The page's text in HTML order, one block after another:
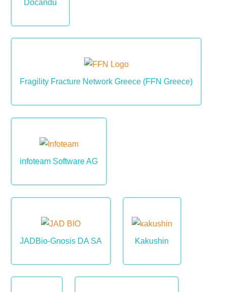
Docandu
Image
Fragility Fracture Network Greece (FFN Greece)
Image
infoteam Software AG
Image
JADBio-Gnosis DA SA
Image
Kakushin